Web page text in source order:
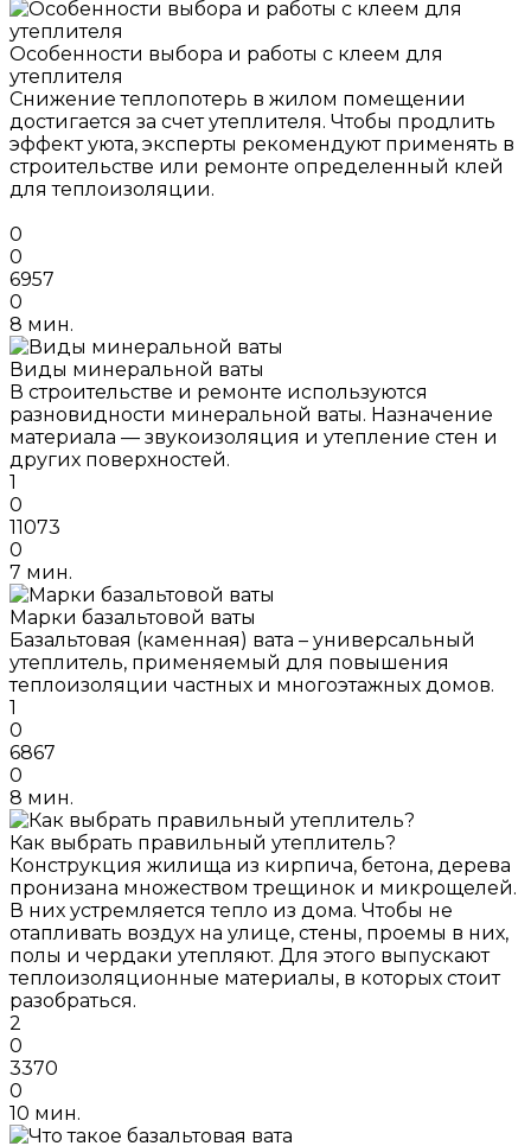
Особенности выбора и работы с клеем для
утеплителя
Снижение теплопотерь в жилом помещении
достигается за счет утеплителя. Чтобы продлить
эффект уюта, эксперты рекомендуют применять в
строительстве или ремонте определенный клей
для теплоизоляции.
0
0
6957
0
8 мин.
Виды минеральной ваты
В строительстве и ремонте используются
разновидности минеральной ваты. Назначение
материала — звукоизоляция и утепление стен и
других поверхностей.
1
0
11073
0
7 мин.
Марки базальтовой ваты
Базальтовая (каменная) вата – универсальный
утеплитель, применяемый для повышения
теплоизоляции частных и многоэтажных домов.
1
0
6867
0
8 мин.
Как выбрать правильный утеплитель?
Конструкция жилища из кирпича, бетона, дерева
пронизана множеством трещинок и микрощелей.
В них устремляется тепло из дома. Чтобы не
отапливать воздух на улице, стены, проемы в них,
полы и чердаки утепляют. Для этого выпускают
теплоизоляционные материалы, в которых стоит
разобраться.
2
0
3370
0
10 мин.